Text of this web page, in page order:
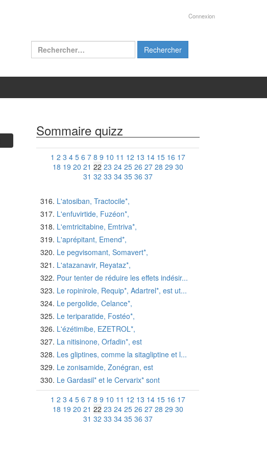
Connexion
Rechercher :
Sommaire quizz
1 2 3 4 5 6 7 8 9 10 11 12 13 14 15 16 17
18 19 20 21 22 23 24 25 26 27 28 29 30
31 32 33 34 35 36 37
L'atosiban, Tractocile*,
L'enfuvirtide, Fuzéon*,
L'emtricitabine, Emtriva*,
L'aprépitant, Emend*,
Le pegvisomant, Somavert*,
L'atazanavir, Reyataz*,
Pour tenter de réduire les effets indésir...
Le ropinirole, Requip*, Adartrel*, est ut...
Le pergolide, Celance*,
Le teriparatide, Fostéo*,
L'ézétimibe, EZETROL*,
La nitisinone, Orfadin*, est
Les gliptines, comme la sitagliptine et l...
Le zonisamide, Zonégran, est
Le Gardasil* et le Cervarix* sont
1 2 3 4 5 6 7 8 9 10 11 12 13 14 15 16 17
18 19 20 21 22 23 24 25 26 27 28 29 30
31 32 33 34 35 36 37